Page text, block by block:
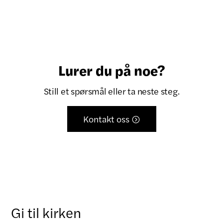
Lurer du på noe?
Still et spørsmål eller ta neste steg.
Kontakt oss 
Gi til kirken